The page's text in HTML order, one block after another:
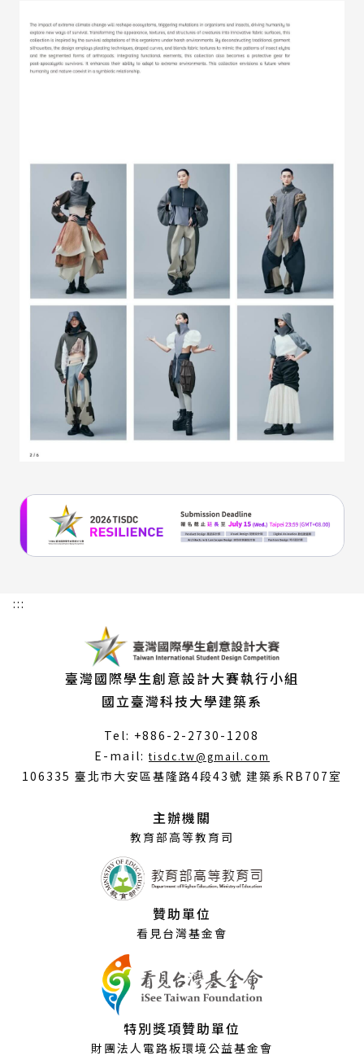
:::
臺灣國際學生創意設計大賽執行小組
國立臺灣科技大學建築系
Tel: +886-2-2730-1208
E-mail:tisdc.tw@gmail.com
開
106335 臺北市大安區基隆路4段43號 建築系RB707室
主辦機關
教育部高等教育司
贊助單位
看見台灣基金會
特別獎項贊助單位
財團法人電路板環境公益基金會